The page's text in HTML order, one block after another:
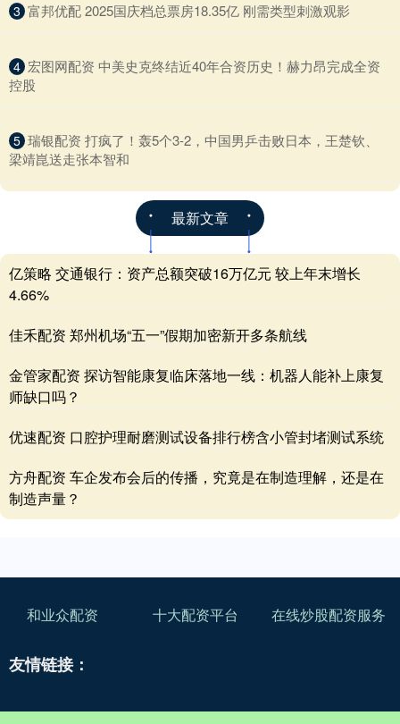
3 ​富邦优配 2025国庆档总票房18.35亿 刚需类型刺激观影
4 ​宏图网配资 中美史克终结近40年合资历史！赫力昂完成全资
控股
5 ​瑞银配资 打疯了！轰5个3-2，中国男乒击败日本，王楚钦、
梁靖崑送走张本智和
最新文章
亿策略 交通银行：资产总额突破16万亿元 较上年末增长
4.66%
佳禾配资 郑州机场“五一”假期加密新开多条航线
金管家配资 探访智能康复临床落地一线：机器人能补上康复
师缺口吗？
优速配资 口腔护理耐磨测试设备排行榜含小管封堵测试系统
方舟配资 车企发布会后的传播，究竟是在制造理解，还是在
制造声量？
和业众配资 十大配资平台 在线炒股配资服务
友情链接：